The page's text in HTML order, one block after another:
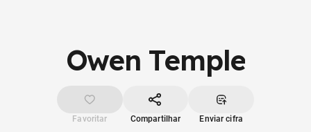
Owen Temple
Favoritar Compartilhar Enviar cifra